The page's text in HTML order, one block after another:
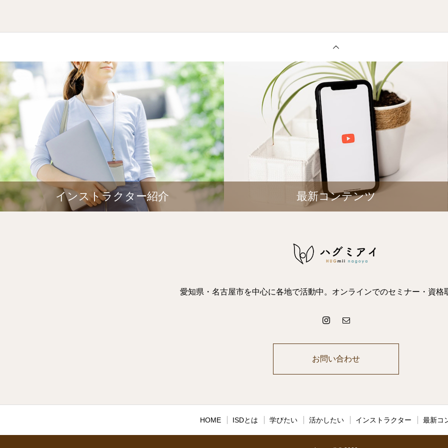
インストラクター紹介 最新コンテンツ
愛知県・名古屋市を中心に各地で活動中。オンラインでのセミナー・資格
お問い合わせ
HOME ISDとは 学びたい 活かしたい インストラクター 最新コ